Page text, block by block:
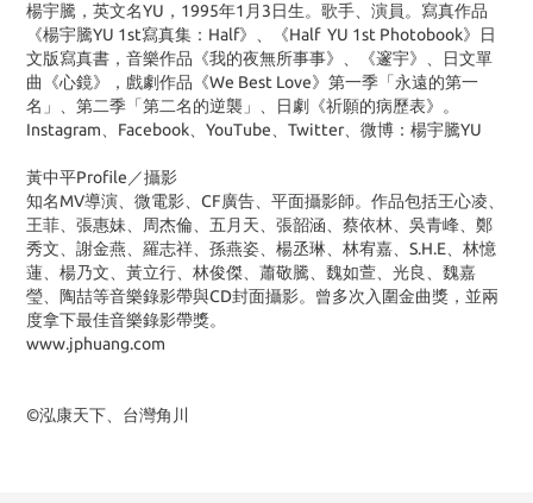
楊宇騰，英文名YU ， 1995年1 月3日生。歌手、演員。寫真作品
《楊宇騰YU 1st寫真集： Half》、《Half YU 1st Photobook》日
文版寫真書，音樂作品《我的夜無所事事》、《邃宇》、日文單
曲《心鏡》，戲劇作品《We Best Love》第一季「永遠的第一
名」、第二季「第二名的逆襲」、日劇《祈願的病歷表》。
Instagram、 Facebook、 YouTube、 Twitter、微博：楊宇騰YU
黃中平Profile／攝影
知名MV導演、微電影、 CF廣告、平面攝影師。作品包括王心凌、
王菲、張惠妹、周杰倫、五月天、張韶涵、蔡依林、吳青峰、鄭
秀文、謝金燕、羅志祥、孫燕姿、楊丞琳、林宥嘉、S.H.E、林憶
蓮、楊乃文、黃立行、林俊傑、蕭敬騰、魏如萱、光良、魏嘉
瑩、陶喆等音樂錄影帶與CD封面攝影。曾多次入圍金曲獎，並兩
度拿下最佳音樂錄影帶獎。
www.jphuang.com
©泓康天下、台灣角川